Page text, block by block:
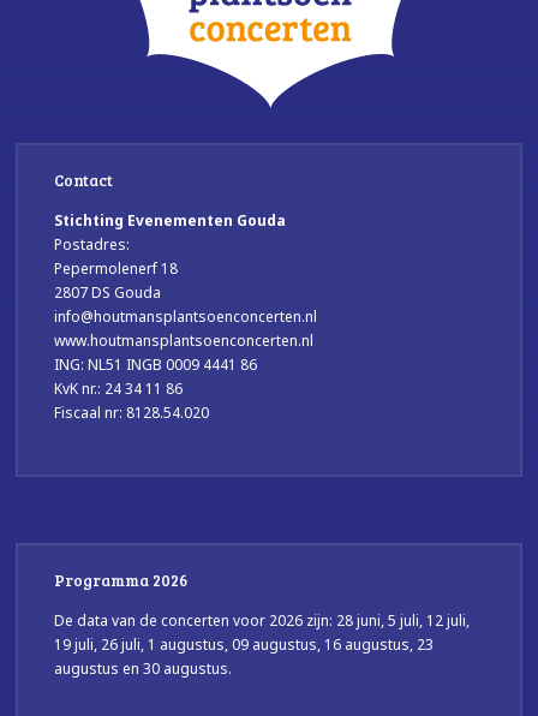
Contact
Stichting Evenementen Gouda
Postadres:
Pepermolenerf 18
2807 DS Gouda
info@houtmansplantsoenconcerten.nl
www.houtmansplantsoenconcerten.nl
ING: NL51 INGB 0009 4441 86
KvK nr.: 24 34 11 86
Fiscaal nr: 8128.54.020
Programma 2026
De data van de concerten voor 2026 zijn: 28 juni, 5 juli, 12 juli,
19 juli, 26 juli, 1 augustus, 09 augustus, 16 augustus, 23
augustus en 30 augustus.